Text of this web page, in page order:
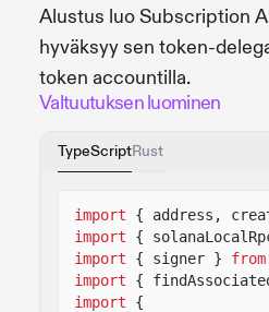
Alustus luo Subscription
hyväksyy sen token-
token accountilla.
Valtuutuksen luominen
TypeScriptRust
import { address,
import
{
import
{ signer } from
import
{
import
{